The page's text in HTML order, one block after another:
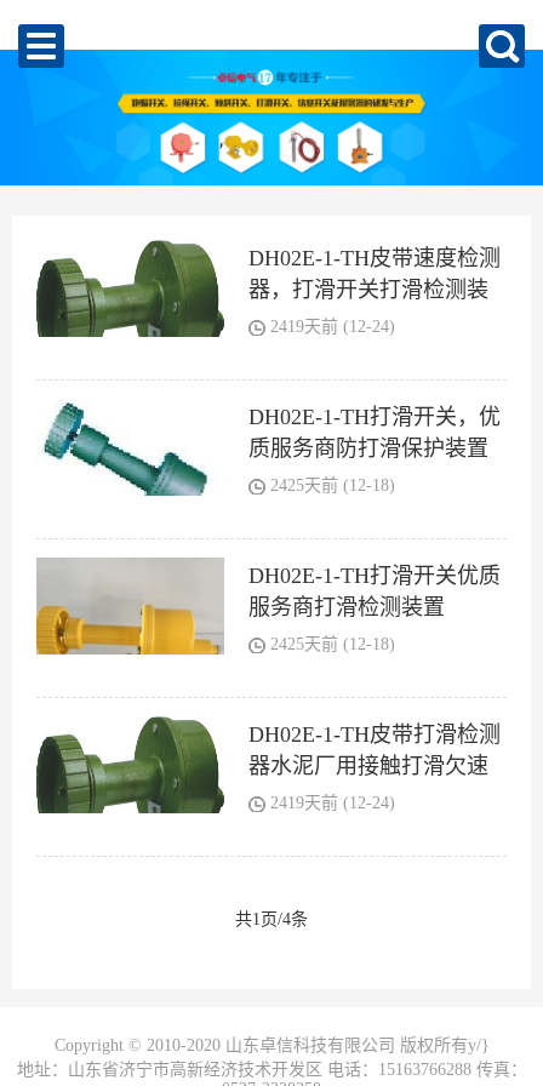
DH02E-1-TH皮带速度检测
器，打滑开关打滑检测装
置 2419天前 (12-24)
DH02E-1-TH打滑开关，优
质服务商防打滑保护装置
2425天前 (12-18)
DH02E-1-TH打滑开关优质
服务商打滑检测装置
2425天前 (12-18)
DH02E-1-TH皮带打滑检测
器水泥厂用接触打滑欠速
开关2419天前 (12-24)
共1页/4条
Copyright © 2010-2020 山东卓信科技有限公司 版权所有y/}
地址：山东省济宁市高新经济技术开发区 电话：15163766288 传真：